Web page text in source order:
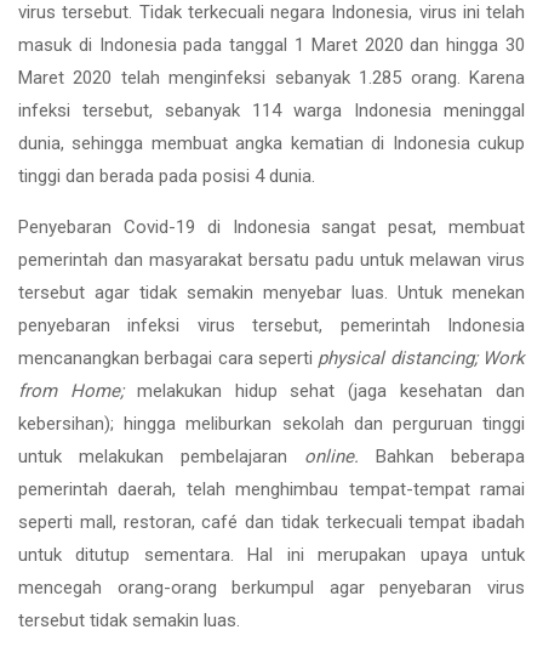
virus tersebut. Tidak terkecuali negara Indonesia, virus ini telah
masuk di Indonesia pada tanggal 1 Maret 2020 dan hingga 30
Maret 2020 telah menginfeksi sebanyak 1.285 orang. Karena
infeksi tersebut, sebanyak 114 warga Indonesia meninggal
dunia, sehingga membuat angka kematian di Indonesia cukup
tinggi dan berada pada posisi 4 dunia.
Penyebaran Covid-19 di Indonesia sangat pesat, membuat
pemerintah dan masyarakat bersatu padu untuk melawan virus
tersebut agar tidak semakin menyebar luas. Untuk menekan
penyebaran infeksi virus tersebut, pemerintah Indonesia
mencanangkan berbagai cara seperti physical distancing; Work
from Home; melakukan hidup sehat (jaga kesehatan dan
kebersihan); hingga meliburkan sekolah dan perguruan tinggi
untuk melakukan pembelajaran online. Bahkan beberapa
pemerintah daerah, telah menghimbau tempat-tempat ramai
seperti mall, restoran, café dan tidak terkecuali tempat ibadah
untuk ditutup sementara. Hal ini merupakan upaya untuk
mencegah orang-orang berkumpul agar penyebaran virus
tersebut tidak semakin luas.